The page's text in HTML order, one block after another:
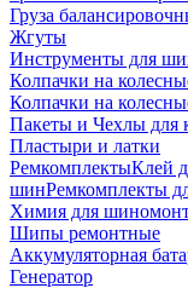
Груза
Жгуты
Инструменты для
Колпачки на
Колпачки на
Пакеты и Чехлы для
Пластыри и латки
РемкомплектыКлей
шинРемкомплекты
Химия для
Шипы ремонтные
Аккумуляторная
Генератор